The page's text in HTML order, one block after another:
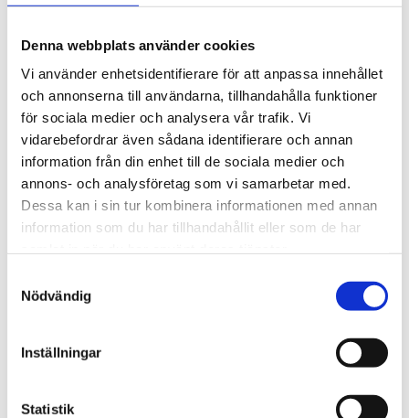
Denna webbplats använder cookies
Vi använder enhetsidentifierare för att anpassa innehållet
och annonserna till användarna, tillhandahålla funktioner
för sociala medier och analysera vår trafik. Vi
vidarebefordrar även sådana identifierare och annan
information från din enhet till de sociala medier och
annons- och analysföretag som vi samarbetar med.
Dessa kan i sin tur kombinera informationen med annan
information som du har tillhandahållit eller som de har
Nödvändig
Inställningar
Statistik
Kontakta oss
Här hittar du våra kontaktuppgifter,
öppettider och vägbeskrivning.
Kontakta oss